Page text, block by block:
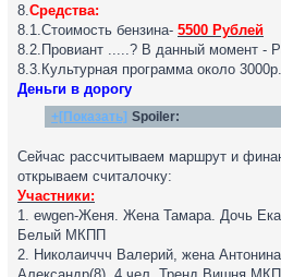
8. Средства:
8.1.Стоимость бензина- 5500 Рублей
8.2.Провиант .....? В данный момент -
8.3.Культурная программа около
Деньги в дорогу
+[Показать] Spoiler:
Сейчас рассчитываем маршрут и
открываем считалочку:
Участники:
1. ewgen-Женя. Жена Тамара. Дочь
Белый МКПП
2. Николаиччч Валерий, жена